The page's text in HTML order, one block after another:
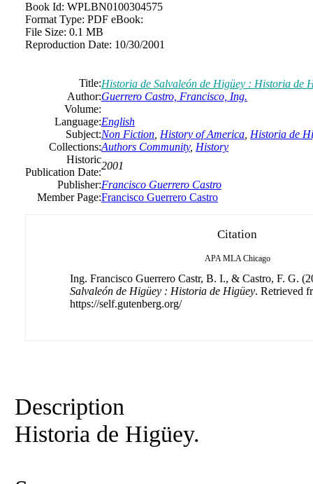
Book Id: WPLBN0100304575
Format Type: PDF eBook:
File Size: 0.1 MB
Reproduction Date: 10/30/2001
Title:Historia de Salvaleón de Higüey : Historia de
Author:Guerrero Castro, Francisco, Ing.
Volume:
Language:English
Subject:Non Fiction History of America Historia de
Collections:Authors Community, History
Historic
Publication Date:
2001
Publisher:Francisco Guerrero Castro
Member Page:Francisco Guerrero Castro
Citation
APA MLA Chicago
Ing. Francisco Guerrero Castr, B. I., & Castro, F. G.
Salvaleón de Higüey : Historia de Higüey. Retrieved
https://self.gutenberg.org/
Description
Historia de Higüey.